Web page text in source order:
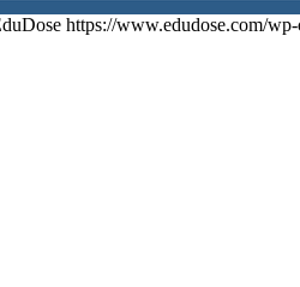
https://www.edudose.com/